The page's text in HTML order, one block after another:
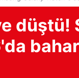
düştü!